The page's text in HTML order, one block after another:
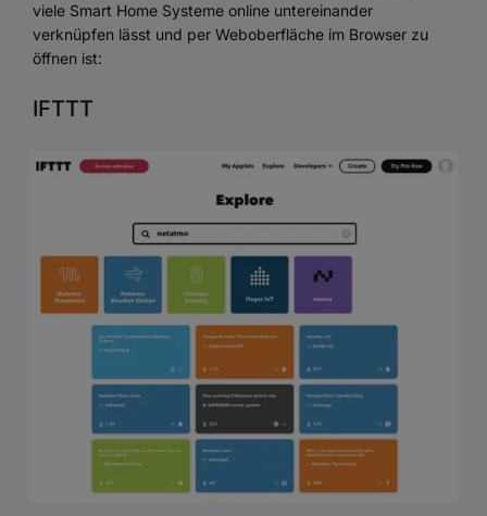
viele Smart Home Systeme online untereinander
verknüpfen lässt und per Weboberfläche im Browser zu
öffnen ist:
IFTTT